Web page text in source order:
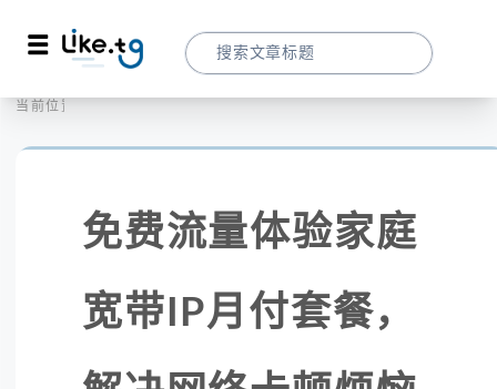
当前位置：
免费流量体验家庭
宽带IP月付套餐，